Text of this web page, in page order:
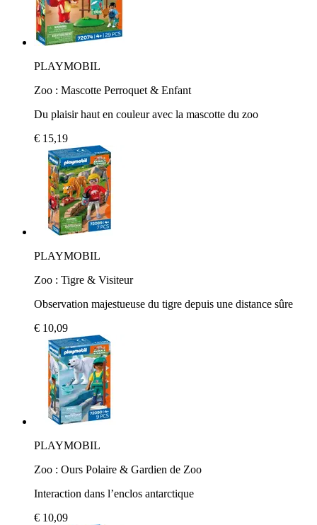
PLAYMOBIL
Zoo : Mascotte Perroquet & Enfant
Du plaisir haut en couleur avec la mascotte du zoo
€ 15,19
PLAYMOBIL
Zoo : Tigre & Visiteur
Observation majestueuse du tigre depuis une distance sûre
€ 10,09
PLAYMOBIL
Zoo : Ours Polaire & Gardien de Zoo
Interaction dans l’enclos antarctique
€ 10,09